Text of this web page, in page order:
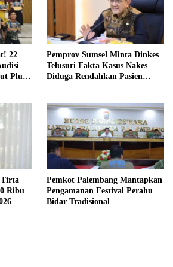
22
Plus
Pemprov Sumsel Minta Dinkes
Telusuri Fakta Kasus Nakes
Diduga Rendahkan Pasien
Ribu
Pemkot Palembang Mantapkan
Pengamanan Festival Perahu
Bidar Tradisional